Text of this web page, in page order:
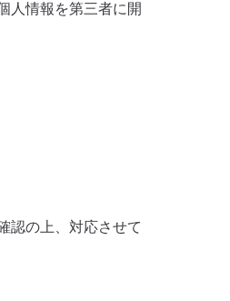
人情報を第三者に開
認の上、対応させて